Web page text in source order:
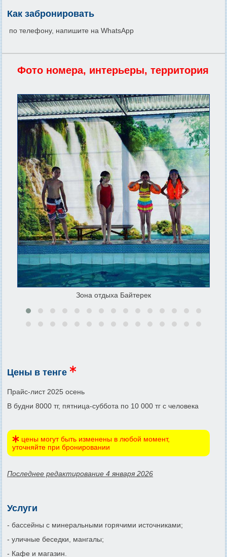
Как забронировать
по телефону, напишите на WhatsApp
Фото номера, интерьеры, территория
Зона отдыха Байтерек
Цены в тенге
Прайс-лист 2025 осень
В будни 8000 тг, пятница-суббота по 10 000 тг с человека
цены могут быть изменены в любой момент,
уточняйте при бронировании
Последнее редактирование 4 января 2026
Услуги
- бассейны с минеральными горячими источниками;
- уличные беседки, мангалы;
- Кафе и магазин.